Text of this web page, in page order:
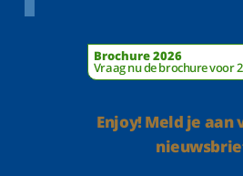
Brochure 2026
Vraag nu de brochure voor
Enjoy! Meld je aan